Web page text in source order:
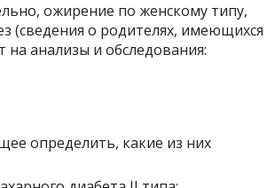
ожирение по женскому типу,
(сведения о родителях, имеющихся
на анализы и обследования:
определить, какие из них